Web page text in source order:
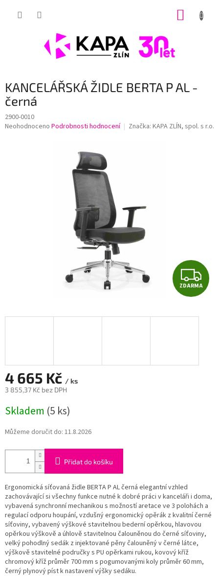
KANCELÁŘSKÁ ŽIDLE BERTA P AL -
černá
2900-0010
Průměrné
Neohodnoceno Podrobnosti hodnocení Značka: KAPA ZLÍN, spol. s r.o.
Z
D
ZDARMA
4 665 Kč / ks
3 855,37 Kč bez DPH
cena:
Skladem (5 ks)
Můžeme doručit do: 11.8.2026
Přidat do košíku
Ergonomická síťovaná židle BERTA P AL černá elegantní vzhled
zachovávající si všechny funkce nutné k dobré práci v kanceláři i doma,
vybavená synchronní mechanikou s možností aretace ve 3 polohách a
regulací odporu houpání, vzdušný ergonomický opěrák z kvalitní černé
síťoviny, vybavený výškové stavitelnou bederní opěrkou, hlavovou
opěrkou výškově a úhlově stavitelnou čalouněnou do černé síťoviny,
velký pohodlný sedák z injektované pěny čalouněný v černé látce,
výškově stavitelné područky s PU opěrkami rukou, kovový kříž
chromový kříž průměr 700 mm s pogumovanými koly průměr 60 mm,
černý plynový píst k nastavení výšky sedáku.